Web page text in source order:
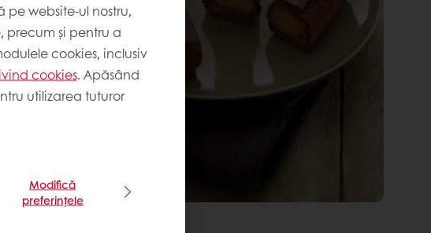
website-ul nostru,
precum și pentru a
cookies, inclusiv
cookies. Apăsând
utilizarea tuturor
Modifică
preferințele